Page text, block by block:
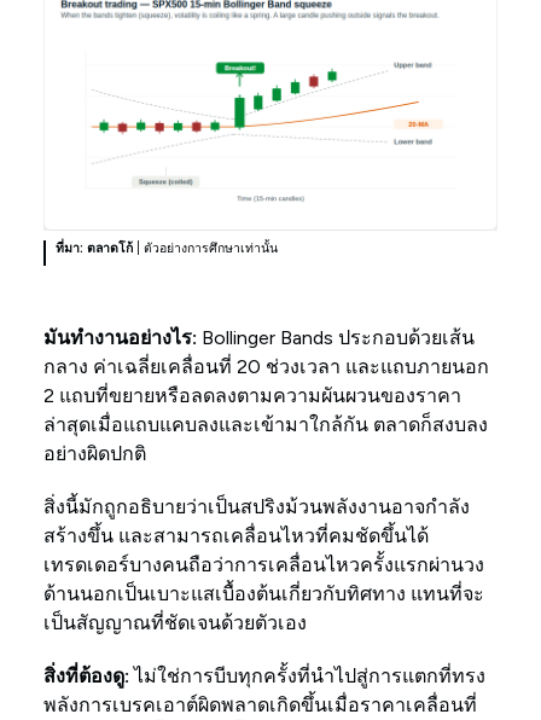
ที่มา: ตลาดโก้| ตัวอย่างการศึกษาเท่านั้น
มันทำงานอย่างไร: Bollinger Bands ประกอบด้วยเส้น
กลาง ค่าเฉลี่ยเคลื่อนที่ 20 ช่วงเวลา และแถบภายนอก
2 แถบที่ขยายหรือลดลงตามความผันผวนของราคา
ล่าสุดเมื่อแถบแคบลงและเข้ามาใกล้กัน ตลาดก็สงบลง
อย่างผิดปกติ
สิ่งนี้มักถูกอธิบายว่าเป็นสปริงม้วนพลังงานอาจกำลัง
สร้างขึ้น และสามารถเคลื่อนไหวที่คมชัดขึ้นได้
เทรดเดอร์บางคนถือว่าการเคลื่อนไหวครั้งแรกผ่านวง
ด้านนอกเป็นเบาะแสเบื้องต้นเกี่ยวกับทิศทาง แทนที่จะ
เป็นสัญญาณที่ชัดเจนด้วยตัวเอง
สิ่งที่ต้องดู:ไม่ใช่การบีบทุกครั้งที่นำไปสู่การแตกที่ทรง
พลังการเบรคเอาต์ผิดพลาดเกิดขึ้นเมื่อราคาเคลื่อนที่